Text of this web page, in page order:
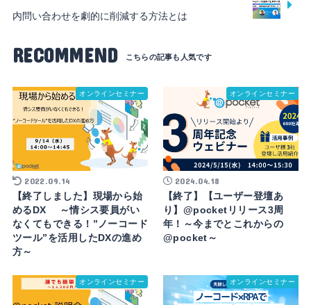
内問い合わせを劇的に削減する方法とは
RECOMMEND
オンラインセミナー
2022.09.14
【終了しました】現場から始
めるDX ～情シス要員がい
なくてもできる！”ノーコード
ツール”を活用したDXの進め
方～
オンラインセミナー
2024.04.18
【終了】【ユーザー登壇あ
り】@pocketリリース3周
年！～今までとこれからの
@pocket～
オンラインセミナー オンラインセミナー